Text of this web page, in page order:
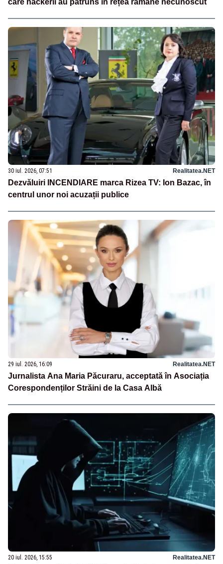
30 iul. 2026, 07:51 Realitatea.NET
Dezvăluiri INCENDIARE marca Rizea TV: Ion Bazac, în
centrul unor noi acuzații publice
29 iul. 2026, 16:09 Realitatea.NET
Jurnalista Ana Maria Păcuraru, acceptată în Asociația
Corespondenților Străini de la Casa Albă
20 iul. 2026, 15:55 Realitatea.NET